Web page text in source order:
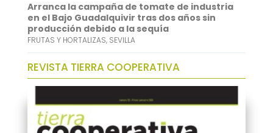
Arranca la campaña de tomate de industria
en el Bajo Guadalquivir tras dos años sin
producción debido a la sequía
FRUTAS Y HORTALIZAS, SEVILLA
REVISTA TIERRA COOPERATIVA